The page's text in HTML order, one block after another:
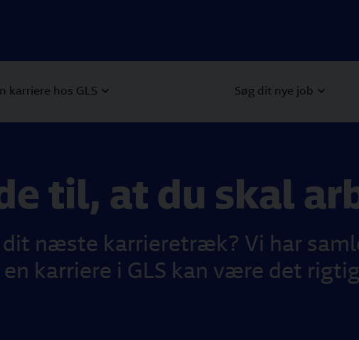
karriere hos GLS Søg dit nye job
til, at du skal
dit næste karrieretræk? Vi har
karriere i GLS kan være det